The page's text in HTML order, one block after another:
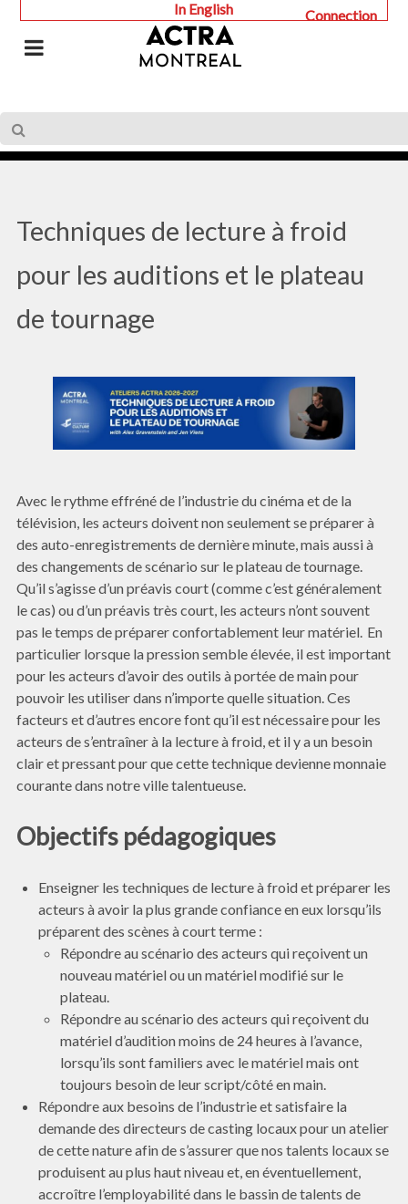
Connection
In English
Techniques de lecture à froid
pour les auditions et le plateau
de tournage
Avec le rythme effréné de l’industrie du cinéma et de la
télévision, les acteurs doivent non seulement se préparer à
des auto-enregistrements de dernière minute, mais aussi à
des changements de scénario sur le plateau de tournage.
Qu’il s’agisse d’un préavis court (comme c’est généralement
le cas) ou d’un préavis très court, les acteurs n’ont souvent
pas le temps de préparer confortablement leur matériel. En
particulier lorsque la pression semble élevée, il est important
pour les acteurs d’avoir des outils à portée de main pour
pouvoir les utiliser dans n’importe quelle situation. Ces
facteurs et d’autres encore font qu’il est nécessaire pour les
acteurs de s’entraîner à la lecture à froid, et il y a un besoin
clair et pressant pour que cette technique devienne monnaie
courante dans notre ville talentueuse.
Objectifs pédagogiques
Enseigner les techniques de lecture à froid et préparer les
acteurs à avoir la plus grande confiance en eux lorsqu’ils
préparent des scènes à court terme :
Répondre au scénario des acteurs qui reçoivent un
nouveau matériel ou un matériel modifié sur le
plateau.
Répondre au scénario des acteurs qui reçoivent du
matériel d’audition moins de 24 heures à l’avance,
lorsqu’ils sont familiers avec le matériel mais ont
toujours besoin de leur script/côté en main.
Répondre aux besoins de l’industrie et satisfaire la
demande des directeurs de casting locaux pour un atelier
de cette nature afin de s’assurer que nos talents locaux se
produisent au plus haut niveau et, en éventuellement,
accroître l’employabilité dans le bassin de talents de